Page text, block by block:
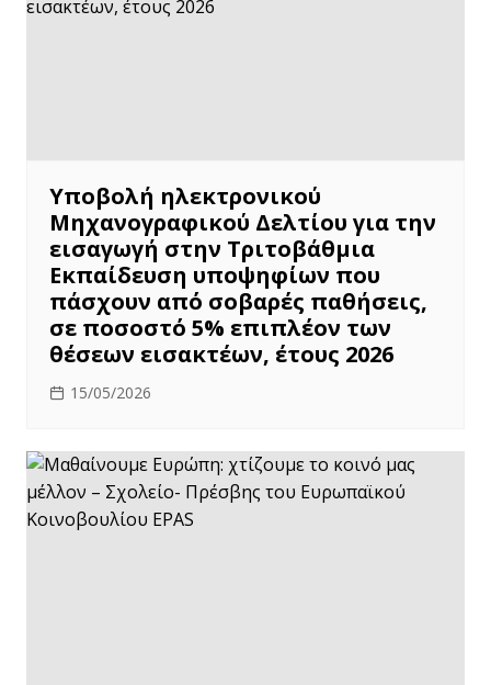
Υποβολή ηλεκτρονικού
Μηχανογραφικού Δελτίου για την
εισαγωγή στην Τριτοβάθμια
Εκπαίδευση υποψηφίων που
πάσχουν από σοβαρές παθήσεις,
σε ποσοστό 5% επιπλέον των
θέσεων εισακτέων, έτους 2026
15/05/2026